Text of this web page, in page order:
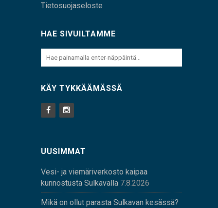
Tietosuojaseloste
HAE SIVUILTAMME
KÄY TYKKÄÄMÄSSÄ
UUSIMMAT
Vesi- ja viemäriverkosto kaipaa
kunnostusta Sulkavalla 7.8.2026
Mikä on ollut parasta Sulkavan kesässä?